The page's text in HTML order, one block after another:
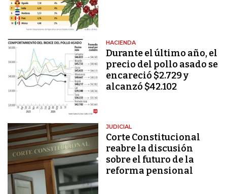
HACIENDA
Durante el último año, el
precio del pollo asado se
encareció $2.729 y
alcanzó $42.102
JUDICIAL
Corte Constitucional
reabre la discusión
sobre el futuro de la
reforma pensional